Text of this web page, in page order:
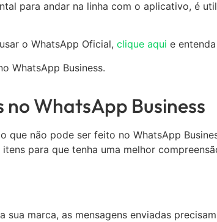
para andar na linha com o aplicativo, é
o WhatsApp Oficial, clique aqui e
WhatsApp Business.
WhatsApp Business
que não pode ser feito no WhatsApp
para que tenha uma melhor
marca, as mensagens enviadas